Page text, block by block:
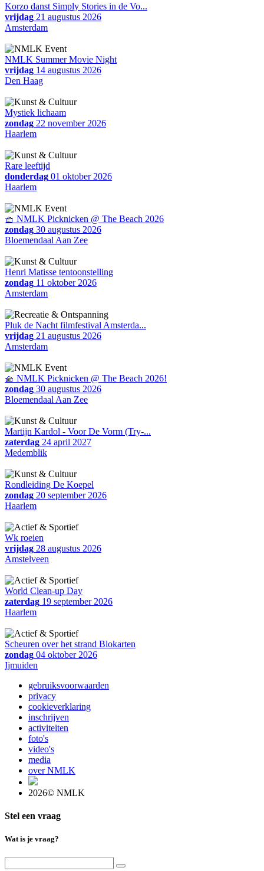
Korzo danst Simply Stories in de Vo...
vrijdag 21 augustus 2026
Amsterdam
NMLK Summer Movie Night
vrijdag 14 augustus 2026
Den Haag
Mystiek lichaam
zondag 22 november 2026
Haarlem
Rare leeftijd
donderdag 01 oktober 2026
Haarlem
🧺 NMLK Picknicken @ The Beach 2026
zondag 30 augustus 2026
Bloemendaal Aan Zee
Henri Matisse tentoonstelling
zondag 11 oktober 2026
Amsterdam
Pluk de Nacht filmfestival Amsterda...
vrijdag 21 augustus 2026
Amsterdam
🧺 NMLK Picknicken @ The Beach 2026!
zondag 30 augustus 2026
Bloemendaal Aan Zee
Martijn Kardol - Voor De Vorm (Try-...
zaterdag 24 april 2027
Medemblik
Rondleiding De Koepel
zondag 20 september 2026
Haarlem
Wk roeien
vrijdag 28 augustus 2026
Amstelveen
World Clean-up Day
zaterdag 19 september 2026
Haarlem
Scheuren over het strand Blokarten
zondag 04 oktober 2026
Ijmuiden
gebruiksvoorwaarden
privacy
cookieverklaring
inschrijven
activiteiten
foto's
video's
media
over NMLK
2026© NMLK
Stel een vraag
Wat is je vraag?